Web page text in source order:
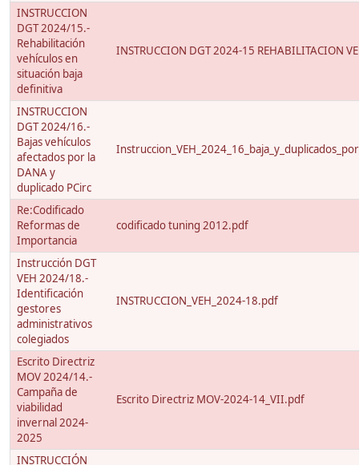
INSTRUCCION
DGT 2024/15.-
Rehabilitación
vehículos en
situación baja
definitiva
INSTRUCCION DGT 2024-15 REHABILITACION
INSTRUCCION
DGT 2024/16.-
Bajas vehículos
afectados por la
DANA y
duplicado PCirc
Re:Codificado
Reformas de
Importancia
codificado tuning 2012.pdf
Instrucción DGT
VEH 2024/18.-
Identificación
gestores
administrativos
colegiados
INSTRUCCION_VEH_2024-18.pdf
Escrito Directriz
MOV 2024/14.-
Campaña de
viabilidad
invernal 2024-
2025
Escrito Directriz MOV-2024-14_VII.pdf
INSTRUCCIÓN